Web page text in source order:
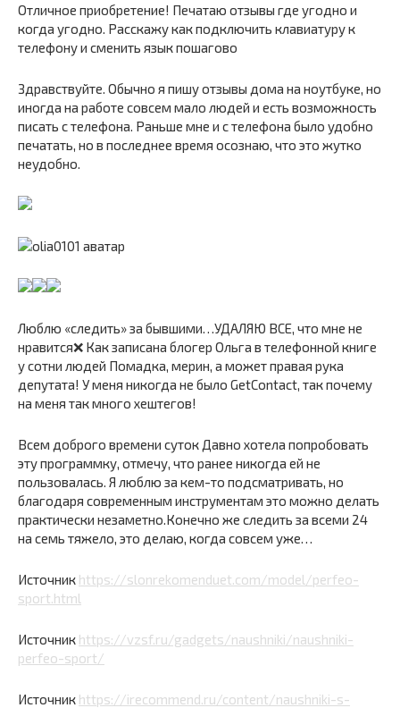
Отличное приобретение! Печатаю отзывы где угодно и
когда угодно. Расскажу как подключить клавиатуру к
телефону и сменить язык пошагово
Здравствуйте. Обычно я пишу отзывы дома на ноутбуке, но
иногда на работе совсем мало людей и есть возможность
писать с телефона. Раньше мне и с телефона было удобно
печатать, но в последнее время осознаю, что это жутко
неудобно.
Люблю «следить» за бывшими…УДАЛЯЮ ВСЕ, что мне не
нравится❌ Как записана блогер Ольга в телефонной книге
у сотни людей Помадка, мерин, а может правая рука
депутата! У меня никогда не было GetContact, так почему
на меня так много хештегов!
Всем доброго времени суток Давно хотела попробовать
эту программку, отмечу, что ранее никогда ей не
пользовалась. Я люблю за кем-то подсматривать, но
благодаря современным инструментам это можно делать
практически незаметно.Конечно же следить за всеми 24
на семь тяжело, это делаю, когда совсем уже…
Источник https://slonrekomenduet.com/model/perfeo-
sport.html
Источник https://vzsf.ru/gadgets/naushniki/naushniki-
perfeo-sport/
Источник https://irecommend.ru/content/naushniki-s-